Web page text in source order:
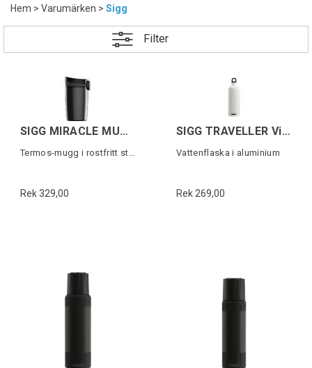
Hem>Varumärken>Sigg
Filter
SIGG MIRACLE MUG Svart 0,27L
Rek 329,00
SIGG TRAVELLER Vit 1,0 L
Vattenflaska i aluminium
Rek 269,00